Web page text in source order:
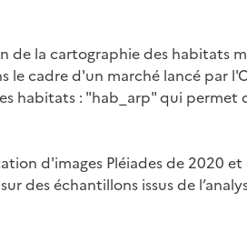
de la cartographie des habitats
le cadre d'un marché lancé par
habitats : "hab_arp" qui permet
d'images Pléiades de 2020
des échantillons issus de